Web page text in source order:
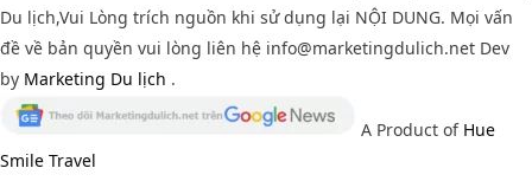
Du lịch,Vui Lòng trích nguồn khi sử dụng lại NỘI DUNG. Mọi vấn
đề về bản quyền vui lòng liên hệ info@marketingdulich.net Dev
by Marketing Du lịch .
A Product of Hue
Smile Travel